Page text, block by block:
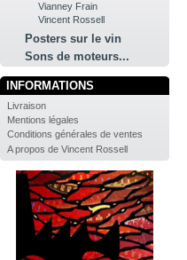
Vianney Frain
Vincent Rossell
Posters sur le vin
Sons de moteurs...
INFORMATIONS
Livraison
Mentions légales
Conditions générales de ventes
A propos de Vincent Rossell